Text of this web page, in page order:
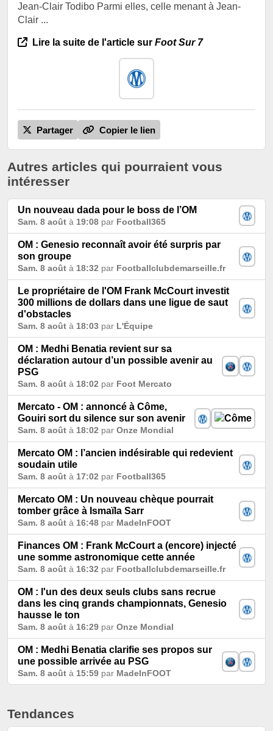
Jean-Clair Todibo ‎Parmi elles, celle menant à Jean-
Clair ...
Lire la suite de l'article sur Foot Sur 7
Partager Copier le lien
Autres articles qui pourraient vous
intéresser
Un nouveau dada pour le boss de l’OM
Sam. 8 août à 19:08 par Football365
OM : Genesio reconnaît avoir été surpris par
son groupe
Sam. 8 août à 18:32 par Footballclubdemarseille.fr
Le propriétaire de l'OM Frank McCourt investit
300 millions de dollars dans une ligue de saut
d'obstacles
Sam. 8 août à 18:03 par L'Équipe
OM : Medhi Benatia revient sur sa
déclaration autour d’un possible avenir au
PSG
Sam. 8 août à 18:02 par Foot Mercato
Mercato - OM : annoncé à Côme,
Gouiri sort du silence sur son avenir
Sam. 8 août à 18:02 par Onze Mondial
Mercato OM : l’ancien indésirable qui redevient
soudain utile
Sam. 8 août à 17:02 par Football365
Mercato OM : Un nouveau chèque pourrait
tomber grâce à Ismaïla Sarr
Sam. 8 août à 16:48 par MadeInFOOT
Finances OM : Frank McCourt a (encore) injecté
une somme astronomique cette année
Sam. 8 août à 16:32 par Footballclubdemarseille.fr
OM : l'un des deux seuls clubs sans recrue
dans les cinq grands championnats, Genesio
hausse le ton
Sam. 8 août à 16:29 par Onze Mondial
OM : Medhi Benatia clarifie ses propos sur
une possible arrivée au PSG
Sam. 8 août à 15:59 par MadeInFOOT
Tendances